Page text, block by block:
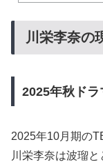
川栄李奈の
2025年秋ド
2025年10月期の
川栄李奈は波瑠